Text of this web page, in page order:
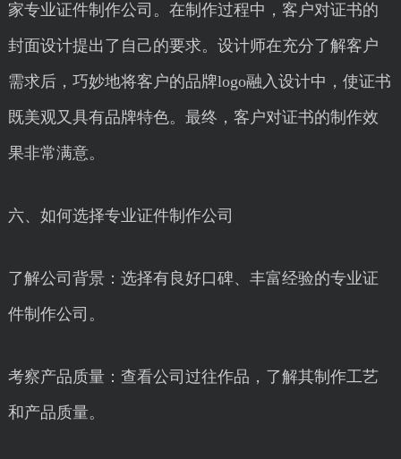
家专业证件制作公司。在制作过程中，客户对证书的
封面设计提出了自己的要求。设计师在充分了解客户
需求后，巧妙地将客户的品牌logo融入设计中，使证书
既美观又具有品牌特色。最终，客户对证书的制作效
果非常满意。
六、如何选择专业证件制作公司
了解公司背景：选择有良好口碑、丰富经验的专业证
件制作公司。
考察产品质量：查看公司过往作品，了解其制作工艺
和产品质量。